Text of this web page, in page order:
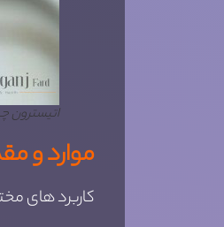
اتیسترون
موارد و
کاربرد های